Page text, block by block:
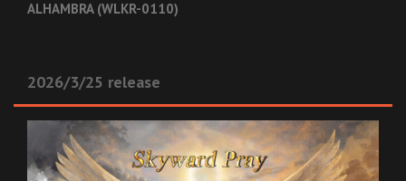
ALHAMBRA (WLKR-0110)
2026/3/25 release